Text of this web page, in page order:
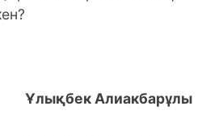
Ұлықбек Алиакбарұлы